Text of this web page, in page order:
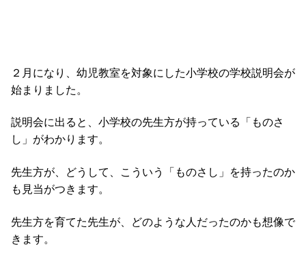
２月になり、幼児教室を対象にした小学校の学校説明会が
始まりました。
説明会に出ると、小学校の先生方が持っている「ものさ
し」がわかります。
先生方が、どうして、こういう「ものさし」を持ったのか
も見当がつきます。
先生方を育てた先生が、どのような人だったのかも想像で
きます。